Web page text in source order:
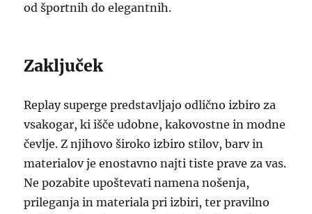
od športnih do elegantnih.
Zaključek
Replay superge predstavljajo odlično izbiro za
vsakogar, ki išče udobne, kakovostne in modne
čevlje. Z njihovo široko izbiro stilov, barv in
materialov je enostavno najti tiste prave za vas.
Ne pozabite upoštevati namena nošenja,
prileganja in materiala pri izbiri, ter pravilno